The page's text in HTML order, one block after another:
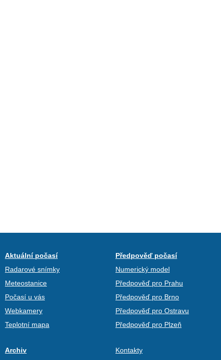
Aktuální počasí
Radarové snímky
Meteostanice
Počasí u vás
Webkamery
Teplotní mapa
Předpověď počasí
Numerický model
Předpověď pro Prahu
Předpověď pro Brno
Předpověď pro Ostravu
Předpověď pro Plzeň
Archiv Kontakty